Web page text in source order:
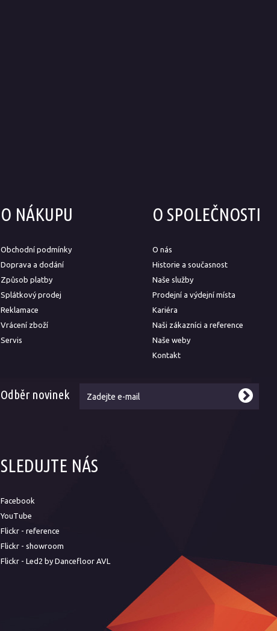
O NÁKUPU
Obchodní podmínky
Doprava a dodání
Způsob platby
Splátkový prodej
Reklamace
Vrácení zboží
Servis
O SPOLEČNOSTI
O nás
Historie a současnost
Naše služby
Prodejní a výdejní místa
Kariéra
Naši zákazníci a reference
Naše weby
Kontakt
Odběr novinek
SLEDUJTE NÁS
Facebook
YouTube
Flickr - reference
Flickr - showroom
Flickr - Led2 by Dancefloor AVL